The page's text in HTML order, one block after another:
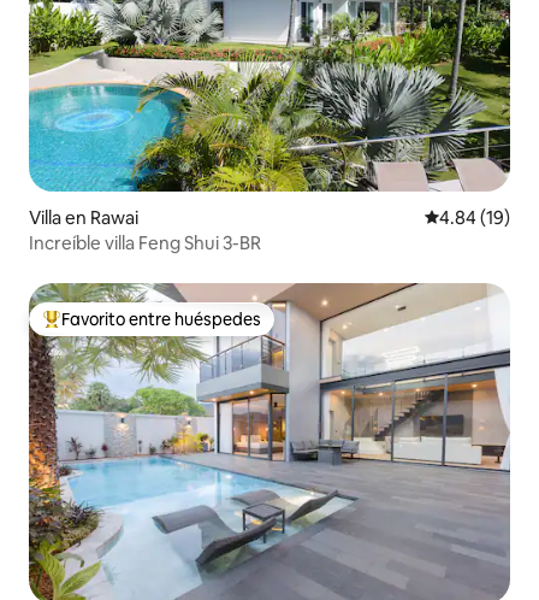
Villa en Rawai Calificación
4.84 (19)
Increíble villa Feng Shui 3-BR
Favorito entre huéspedes preferido
Favorito entre huéspedes